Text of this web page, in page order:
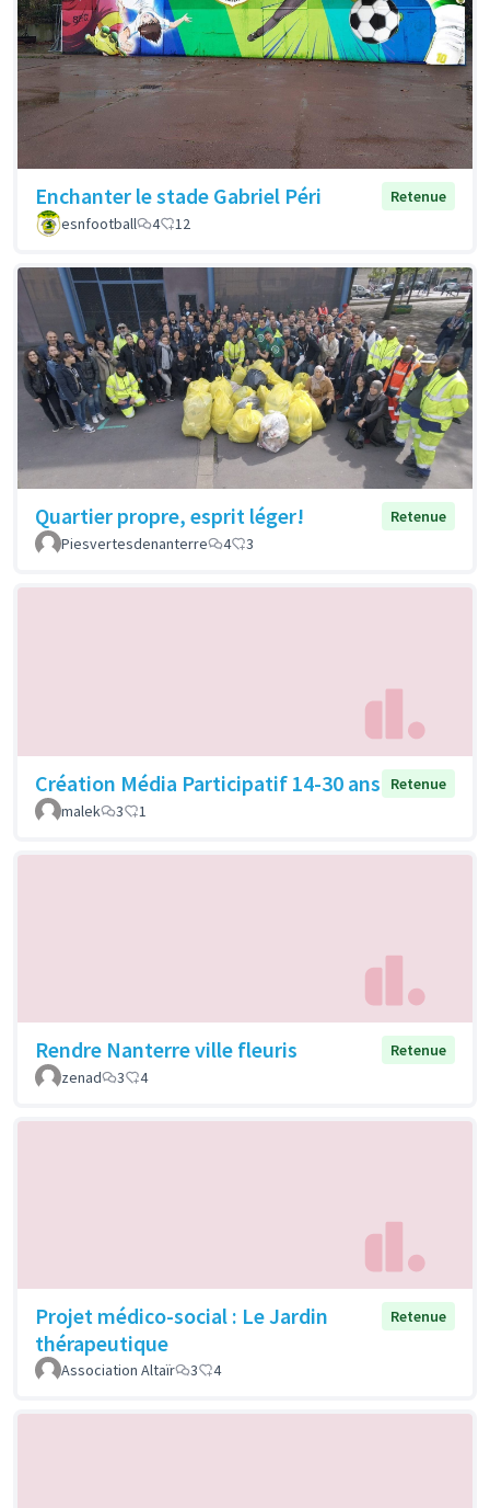
Enchanter le stade Gabriel Péri
Retenue
esnfootball
4 12
Quartier propre, esprit léger!
Retenue
Piesvertesdenanterre
4 3
Création Média Participatif 14-30 ans
Retenue
malek
3 1
Rendre Nanterre ville fleuris
Retenue
zenad
3 4
Projet médico-social : Le Jardin
thérapeutique
Retenue
Association Altaïr 3 4